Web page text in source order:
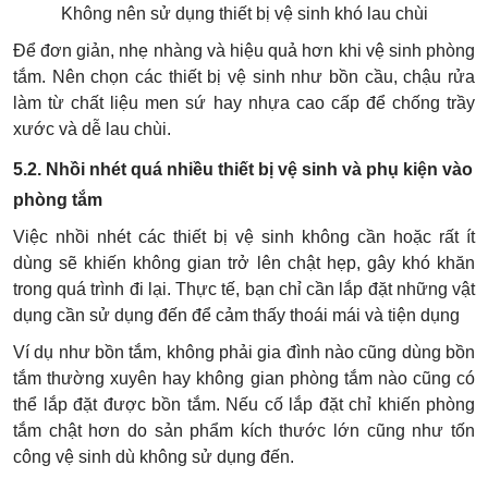
Không nên sử dụng thiết bị vệ sinh khó lau chùi
Để đơn giản, nhẹ nhàng và hiệu quả hơn khi vệ sinh phòng
tắm. Nên chọn các thiết bị vệ sinh như bồn cầu, chậu rửa
làm từ chất liệu men sứ hay nhựa cao cấp để chống trầy
xước và dễ lau chùi.
5.2. Nhồi nhét quá nhiều thiết bị vệ sinh và phụ kiện vào
phòng tắm
Việc nhồi nhét các thiết bị vệ sinh không cần hoặc rất ít
dùng sẽ khiến không gian trở lên chật hẹp, gây khó khăn
trong quá trình đi lại. Thực tế, bạn chỉ cần lắp đặt những vật
dụng cần sử dụng đến để cảm thấy thoái mái và tiện dụng
Ví dụ như bồn tắm, không phải gia đình nào cũng dùng bồn
tắm thường xuyên hay không gian phòng tắm nào cũng có
thể lắp đặt được bồn tắm. Nếu cố lắp đặt chỉ khiến phòng
tắm chật hơn do sản phẩm kích thước lớn cũng như tốn
công vệ sinh dù không sử dụng đến.